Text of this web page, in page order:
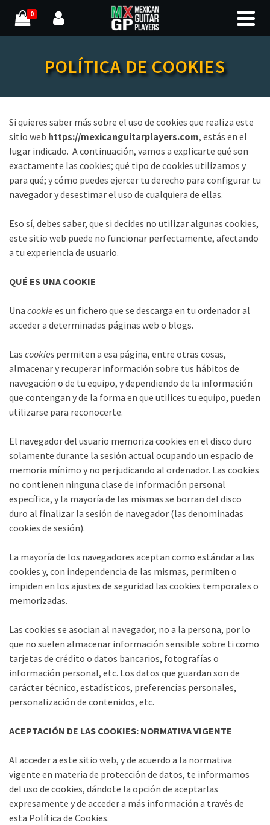
0
POLÍTICA DE COOKIES
Si quieres saber más sobre el uso de cookies que realiza este
sitio web https://mexicanguitarplayers.com, estás en el
lugar indicado. A continuación, vamos a explicarte qué son
exactamente las cookies; qué tipo de cookies utilizamos y
para qué; y cómo puedes ejercer tu derecho para configurar tu
navegador y desestimar el uso de cualquiera de ellas.
Eso sí, debes saber, que si decides no utilizar algunas cookies,
este sitio web puede no funcionar perfectamente, afectando
a tu experiencia de usuario.
QUÉ ES UNA COOKIE
Una cookie es un fichero que se descarga en tu ordenador al
acceder a determinadas páginas web o blogs.
Las cookies permiten a esa página, entre otras cosas,
almacenar y recuperar información sobre tus hábitos de
navegación o de tu equipo, y dependiendo de la información
que contengan y de la forma en que utilices tu equipo, pueden
utilizarse para reconocerte.
El navegador del usuario memoriza cookies en el disco duro
solamente durante la sesión actual ocupando un espacio de
memoria mínimo y no perjudicando al ordenador. Las cookies
no contienen ninguna clase de información personal
específica, y la mayoría de las mismas se borran del disco
duro al finalizar la sesión de navegador (las denominadas
cookies de sesión).
La mayoría de los navegadores aceptan como estándar a las
cookies y, con independencia de las mismas, permiten o
impiden en los ajustes de seguridad las cookies temporales o
memorizadas.
Las cookies se asocian al navegador, no a la persona, por lo
que no suelen almacenar información sensible sobre ti como
tarjetas de crédito o datos bancarios, fotografías o
información personal, etc. Los datos que guardan son de
carácter técnico, estadísticos, preferencias personales,
personalización de contenidos, etc.
ACEPTACIÓN DE LAS COOKIES: NORMATIVA VIGENTE
Al acceder a este sitio web, y de acuerdo a la normativa
vigente en materia de protección de datos, te informamos
del uso de cookies, dándote la opción de aceptarlas
expresamente y de acceder a más información a través de
esta Política de Cookies.